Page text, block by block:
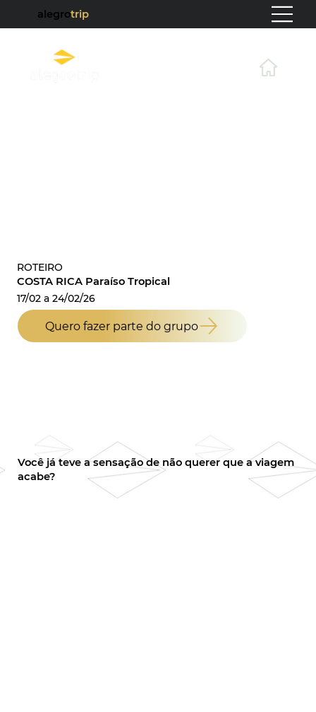
alegrotrip
ROTEIRO
COSTA RICA Paraíso Tropical
17/02 a 24/02/26
Quero fazer parte do grupo
Você já teve a sensação de não querer que a viagem
acabe?